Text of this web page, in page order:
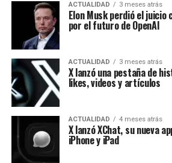
ACTUALIDAD 3 meses atrás
Elon Musk perdió el juicio
por el futuro de OpenAI
ACTUALIDAD 3 meses atrás
X lanzó una pestaña de
likes, videos y artículos
ACTUALIDAD 4 meses atrás
X lanzó XChat, su nueva
iPhone y iPad